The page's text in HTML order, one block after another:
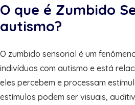
O que é Zumbido
autismo?
O zumbido sensorial é um
indivíduos com autismo e está
eles percebem e processam
estímulos podem ser visuais,